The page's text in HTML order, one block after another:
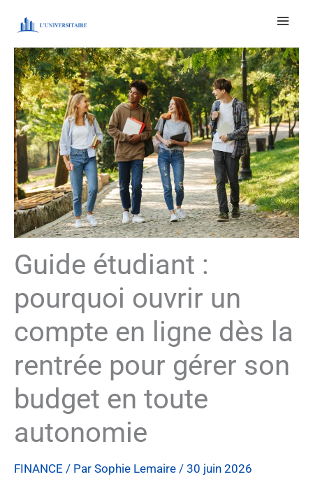
contenu
Guide étudiant :
pourquoi ouvrir un
compte en ligne dès la
rentrée pour gérer son
budget en toute
autonomie
FINANCE / Par Sophie Lemaire / 30 juin 2026